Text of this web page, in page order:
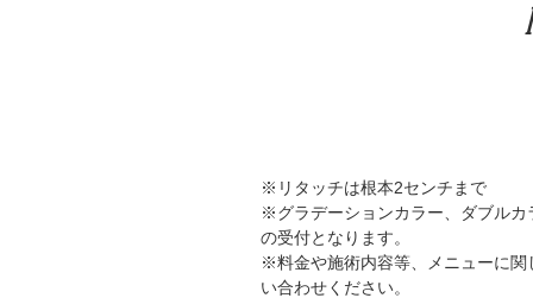
※リタッチは根本2センチまで
※グラデーションカラー、ダブル
の受付となります。
※料金や施術内容等、メニューに
い合わせください。